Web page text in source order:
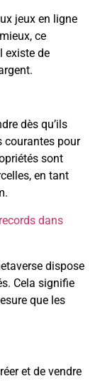
jeux en ligne
ce
existe de
dès qu’ils
courantes pour
sont
en tant
dans
dispose
Cela signifie
que les
et de vendre